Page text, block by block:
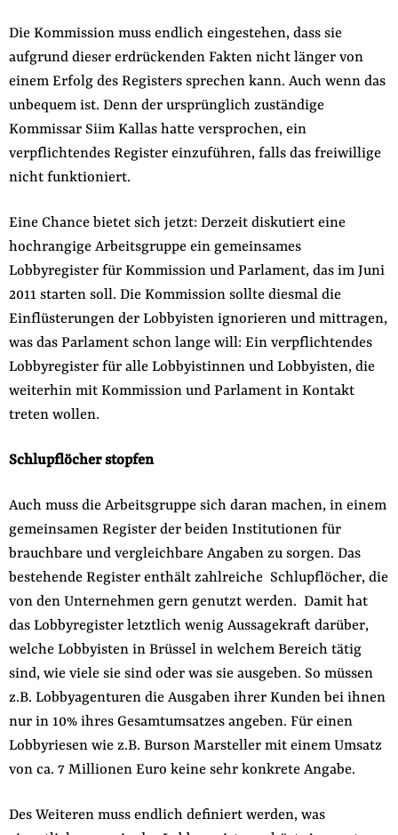
Die Kommission muss endlich eingestehen, dass sie
aufgrund dieser erdrückenden Fakten nicht länger von
einem Erfolg des Registers sprechen kann. Auch wenn das
unbequem ist. Denn der ursprünglich zuständige
Kommissar Siim Kallas hatte versprochen, ein
verpflichtendes Register einzuführen, falls das freiwillige
nicht funktioniert.
Eine Chance bietet sich jetzt: Derzeit diskutiert eine
hochrangige Arbeitsgruppe ein gemeinsames
Lobbyregister für Kommission und Parlament, das im Juni
2011 starten soll. Die Kommission sollte diesmal die
Einflüsterungen der Lobbyisten ignorieren und mittragen,
was das Parlament schon lange will: Ein verpflichtendes
Lobbyregister für alle Lobbyistinnen und Lobbyisten, die
weiterhin mit Kommission und Parlament in Kontakt
treten wollen.
Schlupflöcher stopfen
Auch muss die Arbeitsgruppe sich daran machen, in einem
gemeinsamen Register der beiden Institutionen für
brauchbare und vergleichbare Angaben zu sorgen. Das
bestehende Register enthält zahlreiche Schlupflöcher, die
von den Unternehmen gern genutzt werden. Damithat
das Lobbyregister letztlich wenig Aussagekraft darüber,
welche Lobbyisten in Brüssel in welchem Bereich tätig
sind, wie viele sie sind oder was sie ausgeben. So müssen
z.B. Lobbyagenturen die Ausgaben ihrer Kunden bei ihnen
nur in 10% ihres Gesamtumsatzes angeben. Für einen
Lobbyriesen wie z.B. Burson Marsteller mit einem Umsatz
von ca. 7 Millionen Euro keine sehr konkrete Angabe.
Des Weiteren muss endlich definiert werden, was